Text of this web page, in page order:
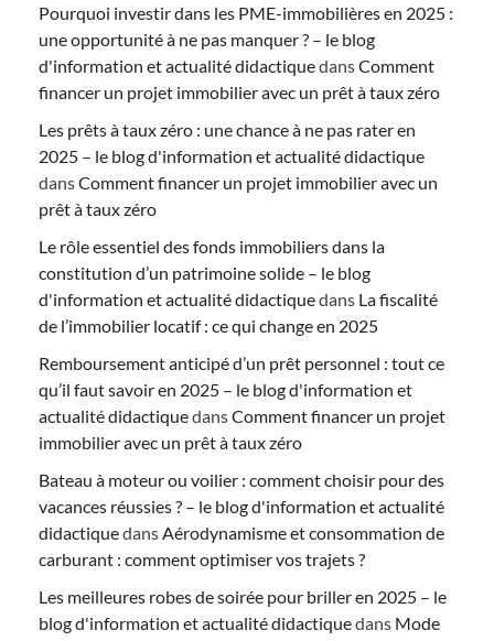
Pourquoi investir dans les PME-immobilières en 2025 :
une opportunité à ne pas manquer ? – le blog
d'information et actualité didactiquedansComment
financer un projet immobilier avec un prêt à taux zéro
Les prêts à taux zéro : une chance à ne pas rater en
2025 – le blog d'information et actualité didactique
dansComment financer un projet immobilier avec un
prêt à taux zéro
Le rôle essentiel des fonds immobiliers dans la
constitution d’un patrimoine solide – le blog
d'information et actualité didactiquedans La fiscalité
de l’immobilier locatif : ce qui change en 2025
Remboursement anticipé d’un prêt personnel : tout ce
qu’il faut savoir en 2025 – le blog d'information et
actualité didactiquedansComment financer un projet
immobilier avec un prêt à taux zéro
Bateau à moteur ou voilier : comment choisir pour des
vacances réussies ? – le blog d'information et actualité
didactiquedans Aérodynamisme et consommation de
carburant : comment optimiser vos trajets ?
Les meilleures robes de soirée pour briller en 2025 – le
blog d'information et actualité didactiquedans Mode